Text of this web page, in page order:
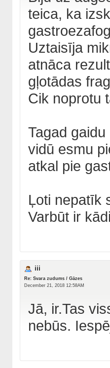
teica, ka
Uztaisīja
atnāca
gļotādas
Cik noprotu
Tagad
vidū esmu
atkal pie
Ļoti nepatīk
Varbūt ir
iii
Re: Svara zudums / Gāzes
December 21, 2018 12:58AM
Jā, ir.Tas
nebūs.